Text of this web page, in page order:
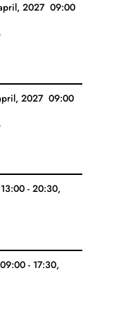
2027 09:00
2027 09:00
13:00- 20:30,
09:00- 17:30,